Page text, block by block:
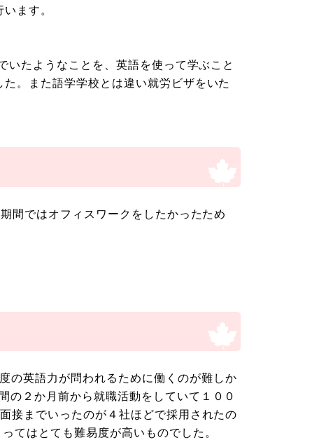
ます。
たようなことを、英語を使って学ぶこと
。また語学学校とは違い就労ビザをいた
間ではオフィスワークをしたかったため
の英語力が問われるために働くのが難しか
の２か月前から就職活動をしていて１００
接までいったのが４社ほどで採用されたの
てはとても難易度が高いものでした。